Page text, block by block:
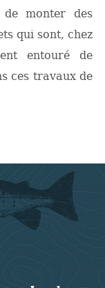
monter des
qui sont, chez
entouré de
ces travaux de